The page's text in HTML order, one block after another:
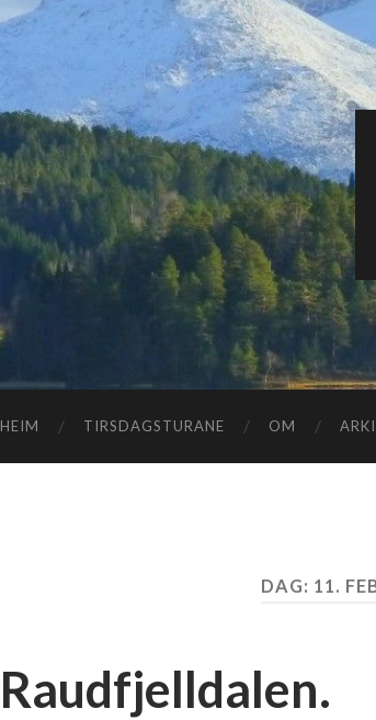
HEIM TIRSDAGSTURANE OM
DAG: 11.
Raudfjelldalen.